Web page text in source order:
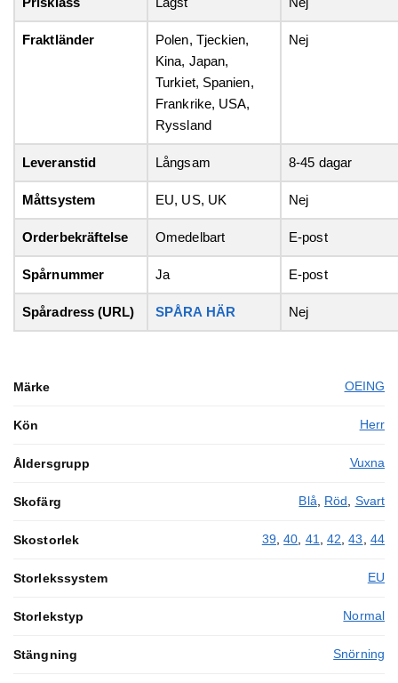
Fraktländer
Polen, Tjeckien,
Kina, Japan,
Turkiet, Spanien,
Frankrike, USA,
Ryssland
Nej
Leveranstid Långsam 8-45 dagar
Måttsystem EU, US, UK Nej
Orderbekräftelse Omedelbart E-post
Spårnummer Ja E-post
Spåradress (URL) SPÅRA HÄR Nej
Märke OEING
Kön Herr
Åldersgrupp Vuxna
Skofärg Blå Röd Svart
Skostorlek 39,40 41 42 ,43 44
Storlekssystem EU
Storlekstyp Normal
Stängning Snörning